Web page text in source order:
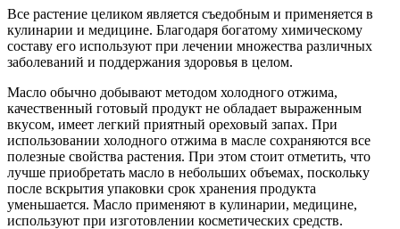
Все растение целиком является съедобным и применяется в
кулинарии и медицине. Благодаря богатому химическому
составу его используют при лечении множества различных
заболеваний и поддержания здоровья в целом.
Масло обычно добывают методом холодного отжима,
качественный готовый продукт не обладает выраженным
вкусом, имеет легкий приятный ореховый запах. При
использовании холодного отжима в масле сохраняются все
полезные свойства растения. При этом стоит отметить, что
лучше приобретать масло в небольших объемах, поскольку
после вскрытия упаковки срок хранения продукта
уменьшается. Масло применяют в кулинарии, медицине,
используют при изготовлении косметических средств.